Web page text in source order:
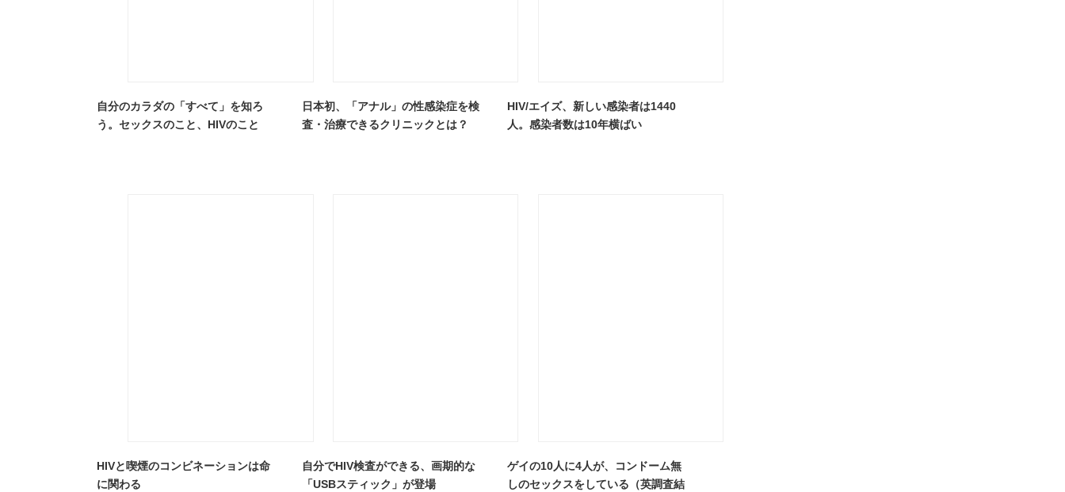
自分のカラダの「すべて」を知ろ
う。セックスのこと、HIVのこと
日本初、「アナル」の性感染症を検
査・治療できるクリニックとは？
HIV/エイズ、新しい感染者は1440
人。感染者数は10年横ばい
HIVと喫煙のコンビネーションは命
に関わる
自分でHIV検査ができる、画期的な
「USBスティック」が登場
ゲイの10人に4人が、コンドーム無
しのセックスをしている（英調査結